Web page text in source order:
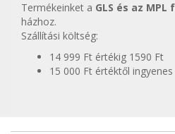
Termékeinket a GLS és az
házhoz.
Szállítási költség:
14 999 Ft értékig 1590 Ft
15 000 Ft értéktől ingyenes